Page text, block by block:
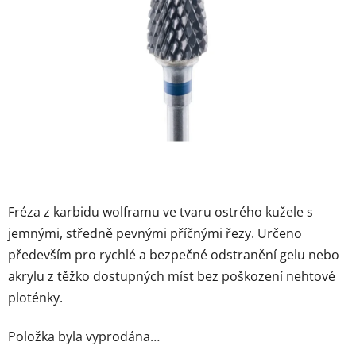
Fréza z karbidu wolframu ve tvaru ostrého kužele s
jemnými, středně pevnými příčnými řezy. Určeno
především pro rychlé a bezpečné odstranění gelu nebo
akrylu z těžko dostupných míst bez poškození nehtové
ploténky.
Položka byla vyprodána…